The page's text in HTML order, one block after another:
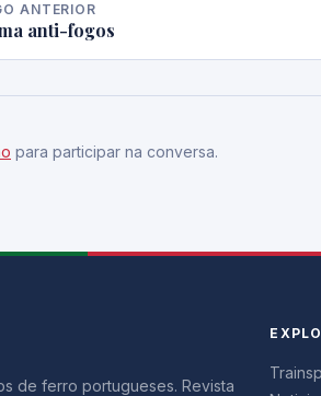
ANTERIOR
anti-fogos
para participar na conversa.
de ferro portugueses. Revista